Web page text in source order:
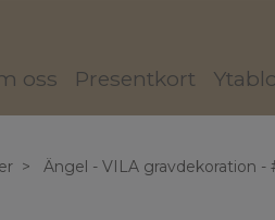
oss Presentkort
Ängel - VILA gravdekoration -